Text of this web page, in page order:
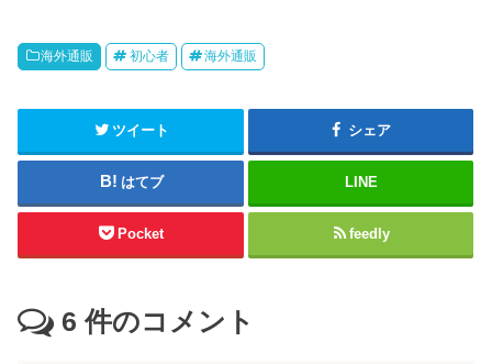
海外通販 初心者 海外通販
ツイート シェア
はてブ LINE
Pocket feedly
6 件のコメント